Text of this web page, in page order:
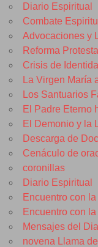
Diario Espiritual
Combate
Advocaciones y
Reforma
Crisis de
La Virgen María
Los Santuarios
El Padre Eterno
El Demonio y la
Descarga de
Cenáculo de
coronillas
Diario Espiritual
Encuentro con
Encuentro con
Mensajes del
novena Llama